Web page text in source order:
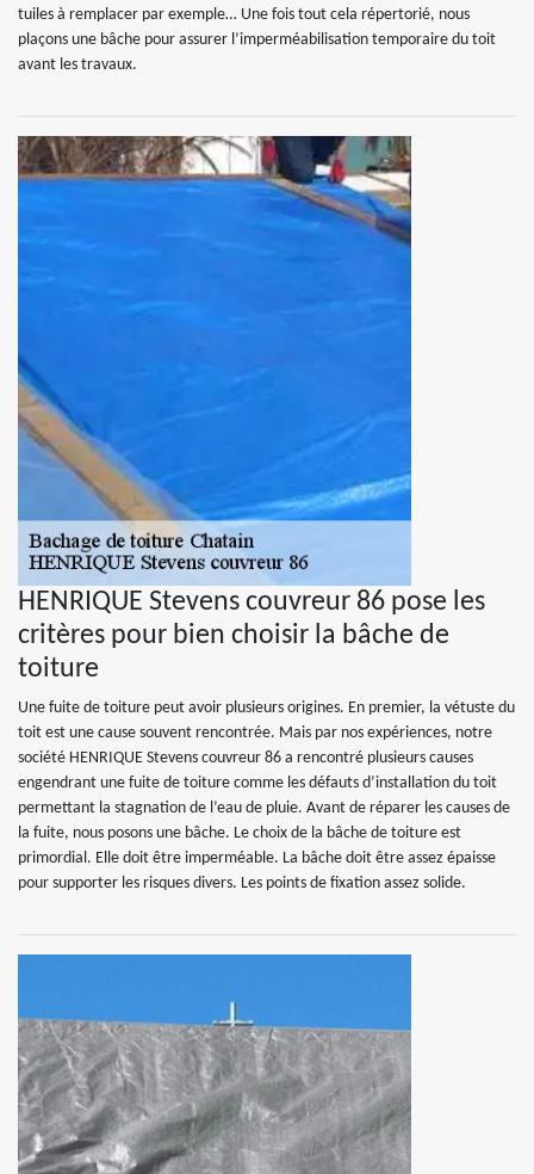
tuiles à remplacer par exemple… Une fois tout cela répertorié, nous
plaçons une bâche pour assurer l’imperméabilisation temporaire du toit
avant les travaux.
HENRIQUE Stevens couvreur 86 pose les
critères pour bien choisir la bâche de
toiture
Une fuite de toiture peut avoir plusieurs origines. En premier, la vétuste du
toit est une cause souvent rencontrée. Mais par nos expériences, notre
société HENRIQUE Stevens couvreur 86 a rencontré plusieurs causes
engendrant une fuite de toiture comme les défauts d’installation du toit
permettant la stagnation de l’eau de pluie. Avant de réparer les causes de
la fuite, nous posons une bâche. Le choix de la bâche de toiture est
primordial. Elle doit être imperméable. La bâche doit être assez épaisse
pour supporter les risques divers. Les points de fixation assez solide.